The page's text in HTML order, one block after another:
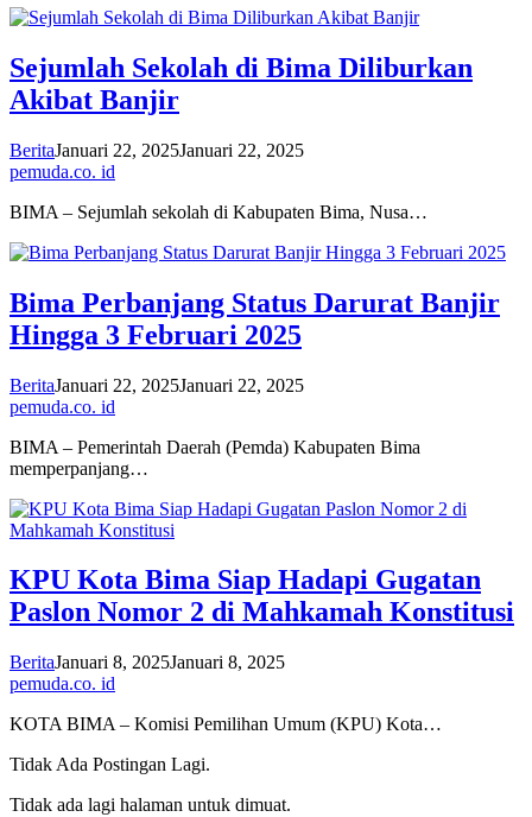
Sejumlah Sekolah di Bima Diliburkan
Akibat Banjir
BeritaJanuari 22, 2025Januari 22, 2025
pemuda.co. id
BIMA – Sejumlah sekolah di Kabupaten Bima, Nusa…
Bima Perbanjang Status Darurat Banjir
Hingga 3 Februari 2025
BeritaJanuari 22, 2025Januari 22, 2025
pemuda.co. id
BIMA – Pemerintah Daerah (Pemda) Kabupaten Bima
memperpanjang…
KPU Kota Bima Siap Hadapi Gugatan
Paslon Nomor 2 di Mahkamah Konstitusi
BeritaJanuari 8, 2025Januari 8, 2025
pemuda.co. id
KOTA BIMA – Komisi Pemilihan Umum (KPU) Kota…
Tidak Ada Postingan Lagi.
Tidak ada lagi halaman untuk dimuat.